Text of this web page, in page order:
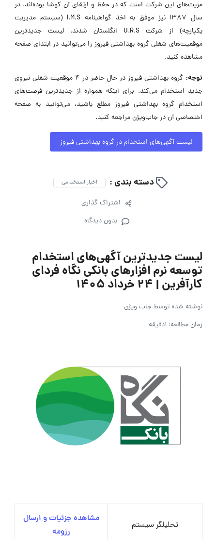
مزیت‌های این شرکت است که در حفظ و ارتقای آن کوشا بوده‌اند. در
سال 1387 نیز موفق به اخذ گواهینامه I.M.S (سیستم مدیریت
یکپارچه) از شرکت U.R.S انگلستان شدند. لیست جدیدترین
موقعیت‌های شغلی گروه بهداشتی فیروز را می‌توانید در ابتدای صفحه
مشاهده کنید.
توجه:
گروه بهداشتی فیروز در حال حاضر در ۴ موقعیت شغلی نیروی
جدید استخدام می‌کند. برای اینکه همواره از جدیدترین فرصت‌های
استخدام گروه بهداشتی فیروز مطلع باشید، می‌توانید به صفحه
اختصاصی آن در جاب‌ویژن مراجعه کنید.
لیست آگهی‌های استخدام در گروه بهداشتی فیروز
دسته بندی : اخبار استخدامی
اشتراک گذاری
بدون دیدگاه
لیست جدیدترین آگهی‌های استخدام
توسعه نرم افزارهای بانکی نگاه فردای
کارآفرین | ۲۴ خرداد ۱۴۰۵
نوشته شده توسطجاب ویژن
زمان مطالعه: 1دقیقه
تحلیلگر سیستم
مشاهده جزئیات و ارسال
رزومه